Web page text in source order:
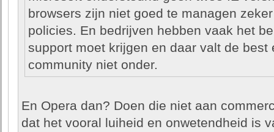
browsers zijn niet goed te managen
policies. En bedrijven hebben vaak het
support moet krijgen en daar valt de best
community niet onder.
En Opera dan? Doen die niet aan
dat het vooral luiheid en onwetendheid is